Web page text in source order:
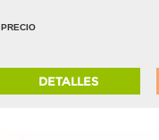
PRECIO
DETALLES